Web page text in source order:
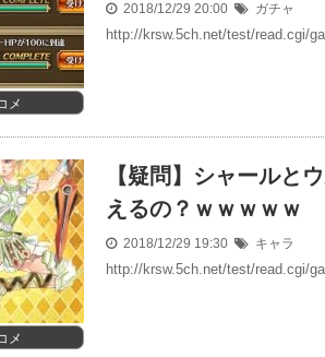
メ
2018/12/29 20:00 ガチャ
http://krsw.5ch.net/test/read.cgi/
メ
【疑問】シャールと
えるの？ｗｗｗｗｗ
2018/12/29 19:30 キャラ
http://krsw.5ch.net/test/read.cgi/